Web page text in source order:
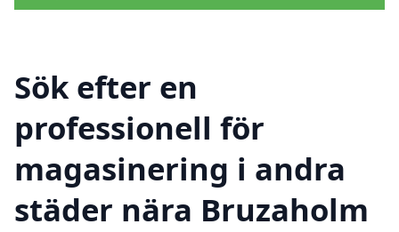
Sök efter en
professionell för
magasinering i andra
städer nära Bruzaholm